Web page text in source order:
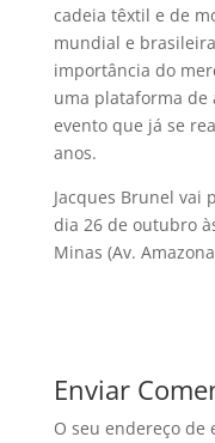
cadeia têxtil e de
mundial e
importância do
uma plataforma de
evento que já se
anos.
Jacques Brunel vai
dia 26 de outubro
Minas (Av.
Enviar
O seu endereço de